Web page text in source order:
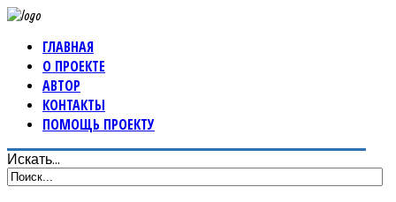
ГЛАВНАЯ
О ПРОЕКТЕ
АВТОР
КОНТАКТЫ
ПОМОЩЬ ПРОЕКТУ
Искать...